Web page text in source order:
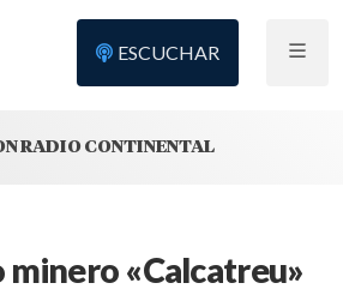
ESCUCHAR
RADIO CONTINENTAL
minero «Calcatreu»